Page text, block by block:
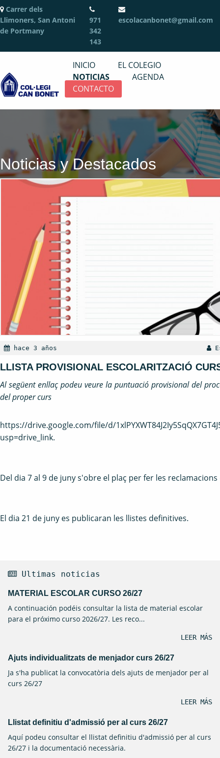
Carrer dels
Llimoners, San Antoni
de Portmany
971
342
143
escolacanbonet@gmail.com
INICIO
EL COLEGIO
NOTICIAS
AGENDA
CONTACTO
Noticias y Destacados
hace 3 años
LLISTA PROVISIONAL ESCOLARITZACIÓ
Al següent enllaç podeu veure la puntuació provisional del
del proper curs
https://drive.google.com/file/d/
usp=drive_link.
Del dia 7 al 9 de juny s'obre el plaç per fer les
El dia 21 de juny es publicaran les llistes definitives.
Ultimas noticias
MATERIAL ESCOLAR CURSO 26/27
A continuación podéis consultar la lista de material escolar
para el próximo curso 2026/27. Les reco...
LEER MÁS
Ajuts individualitzats de menjador curs 26/27
Ja s'ha publicat la convocatòria dels ajuts de menjador per al
curs 26/27
LEER MÁS
Llistat definitiu d'admissió per al curs 26/27
Aquí podeu consultar el llistat definitiu d'admissió per al curs
26/27 i la documentació necessària.